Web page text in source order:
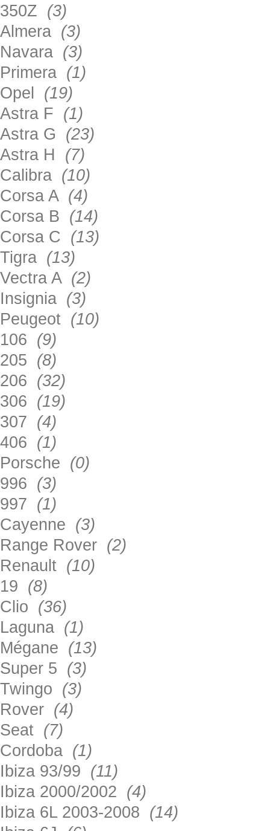
350Z (3)
Almera (3)
Navara (3)
Primera (1)
Opel (19)
Astra F (1)
Astra G (23)
Astra H (7)
Calibra (10)
Corsa A (4)
Corsa B (14)
Corsa C (13)
Tigra (13)
Vectra A (2)
Insignia (3)
Peugeot (10)
106 (9)
205 (8)
206 (32)
306 (19)
307 (4)
406 (1)
Porsche (0)
996 (3)
997 (1)
Cayenne (3)
Range Rover (2)
Renault (10)
19 (8)
Clio (36)
Laguna (1)
Mégane (13)
Super 5 (3)
Twingo (3)
Rover (4)
Seat (7)
Cordoba (1)
Ibiza 93/99 (11)
Ibiza 2000/2002 (4)
Ibiza 6L 2003-2008 (14)